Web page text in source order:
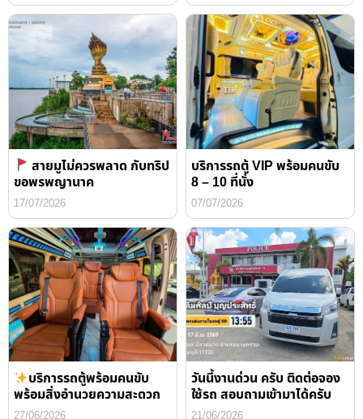
สายมูไม่ควรพลาด กับทริป
ขอพรพญานาค
17/07/2026
บริการรถตู้ VIP พร้อมคนขับ
8 – 10 ที่นั่ง
07/07/2026
บริการรถตู้พร้อมคนขับ
พร้อมสิ่งอำนวยความสะดวก
วันนี้งานด่วน ครับ ติดต่อจอง
ใช้รถ สอบถามเข้ามาได้ครับ